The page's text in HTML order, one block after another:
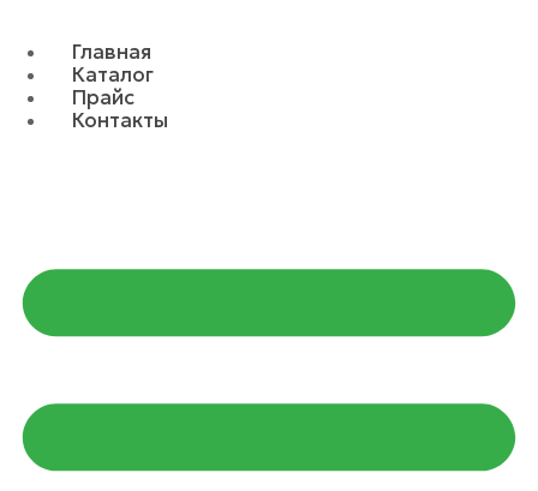
Главная
Каталог
Прайс
Контакты